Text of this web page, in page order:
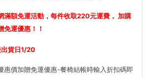
滿額免運活動，每件收取220元運費， 加購
免運優惠！！
出貨日1/20
惠價加贈免運優惠-餐椅結帳時輸入折扣碼即